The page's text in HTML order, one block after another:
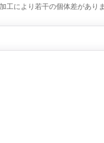
加工により若干の個体差があり